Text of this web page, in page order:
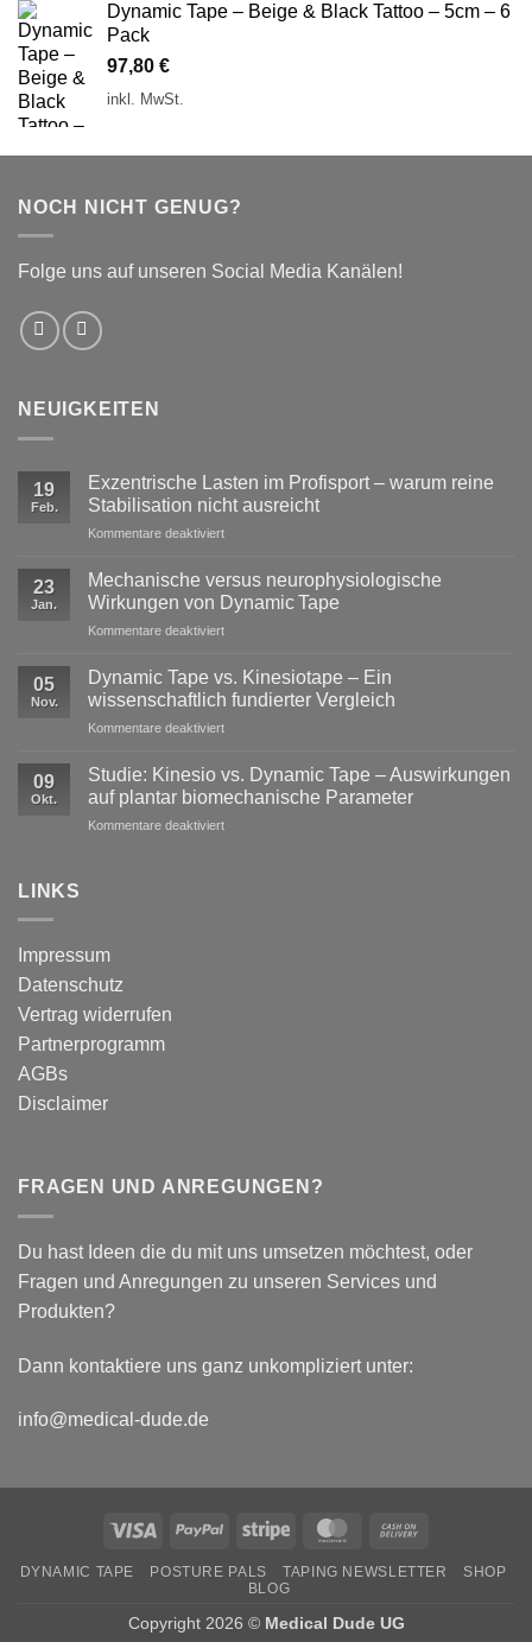
Dynamic Tape – Beige & Black Tattoo – 5cm – 6
Pack
97,80 €
inkl. MwSt.
NOCH NICHT GENUG?
Folge uns auf unseren Social Media Kanälen!
NEUIGKEITEN
19
Feb.
Exzentrische Lasten im Profisport – warum reine
Stabilisation nicht ausreicht
Kommentare deaktiviertfür
im
Profisport
–
reine
Stabilisation
ausreicht
23
Jan.
Mechanische versus neurophysiologische
Wirkungen von Dynamic Tape
Kommentare deaktiviertfür
versus
neurophysiologische
Wirkungen
von
05
Nov.
Dynamic Tape vs. Kinesiotape – Ein
wissenschaftlich fundierter Vergleich
Kommentare deaktiviertfür
Tape
Kinesiotape
–
09
Okt.
Studie: Kinesio vs. Dynamic Tape – Auswirkungen
auf plantar biomechanische Parameter
Kommentare deaktiviertfür
LINKS
Impressum
Datenschutz
Vertrag widerrufen
Partnerprogramm
AGBs
Disclaimer
FRAGEN UND ANREGUNGEN?
Du hast Ideen die du mit uns umsetzen möchtest, oder
Fragen und Anregungen zu unseren Services und
Produkten?
Dann kontaktiere uns ganz unkompliziert unter:
info@medical-dude.de
Visa PayPal Stripe MasterCard
Delivery
DYNAMIC TAPE POSTURE PALS TAPING NEWSLETTER
SHOP
BLOG
Copyright 2026 © Medical Dude UG